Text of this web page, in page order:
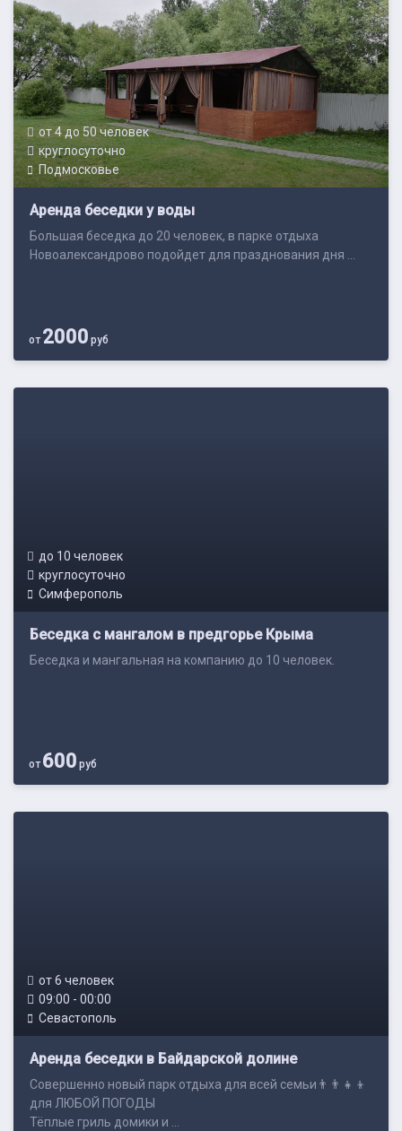
от 4 до 50 человек
круглосуточно
Подмосковье
Аренда беседки у воды
Большая беседка до 20 человек, в парке отдыха
Новоалександрово подойдет для празднования дня ...
от2000 руб
до 10 человек
круглосуточно
Симферополь
Беседка с мангалом в предгорье Крыма
Беседка и мангальная на компанию до 10 человек.
от600 руб
от 6 человек
09:00 - 00:00
Севастополь
Аренда беседки в Байдарской долине
Совершенно новый парк отдыха для всей семьи👨‍👨‍👧‍👦
для ЛЮБОЙ ПОГОДЫ
Тёплые гриль домики и ...